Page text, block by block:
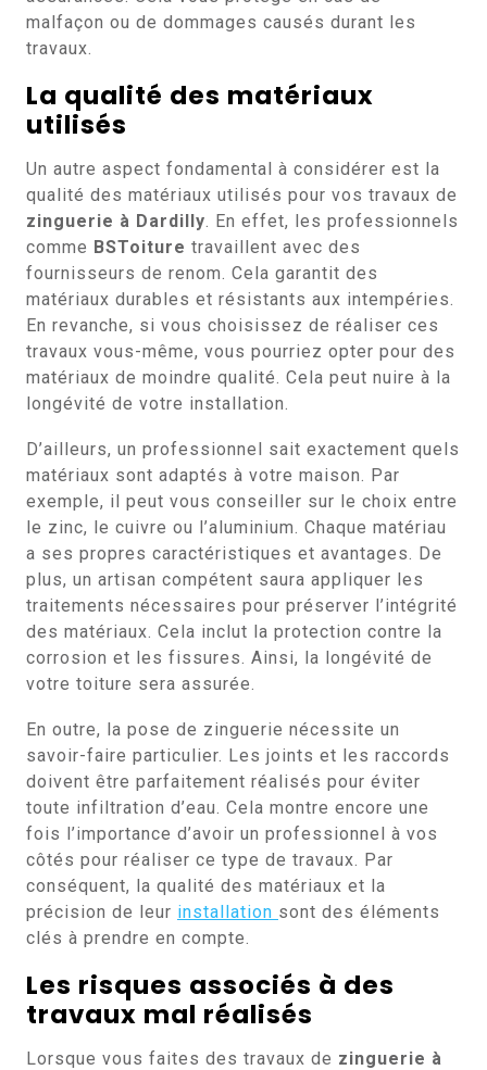
malfaçon ou de dommages causés durant les
travaux.
La qualité des matériaux
utilisés
Un autre aspect fondamental à considérer est la
qualité des matériaux utilisés pour vos travaux de
zinguerie à Dardilly. En effet, les professionnels
comme BSToiture travaillent avec des
fournisseurs de renom. Cela garantit des
matériaux durables et résistants aux intempéries.
En revanche, si vous choisissez de réaliser ces
travaux vous-même, vous pourriez opter pour des
matériaux de moindre qualité. Cela peut nuire à la
longévité de votre installation.
D’ailleurs, un professionnel sait exactement quels
matériaux sont adaptés à votre maison. Par
exemple, il peut vous conseiller sur le choix entre
le zinc, le cuivre ou l’aluminium. Chaque matériau
a ses propres caractéristiques et avantages. De
plus, un artisan compétent saura appliquer les
traitements nécessaires pour préserver l’intégrité
des matériaux. Cela inclut la protection contre la
corrosion et les fissures. Ainsi, la longévité de
votre toiture sera assurée.
En outre, la pose de zinguerie nécessite un
savoir-faire particulier. Les joints et les raccords
doivent être parfaitement réalisés pour éviter
toute infiltration d’eau. Cela montre encore une
fois l’importance d’avoir un professionnel à vos
côtés pour réaliser ce type de travaux. Par
conséquent, la qualité des matériaux et la
précision de leur installation sont des éléments
clés à prendre en compte.
Les risques associés à des
travaux mal réalisés
Lorsque vous faites des travaux de zinguerie à